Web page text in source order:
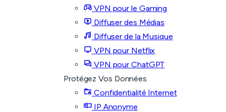
VPN pour le Gaming
Diffuser des Médias
Diffuser de la Musique
VPN pour Netflix
VPN pour ChatGPT
Protégez Vos Données
Confidentialité Internet
IP Anonyme